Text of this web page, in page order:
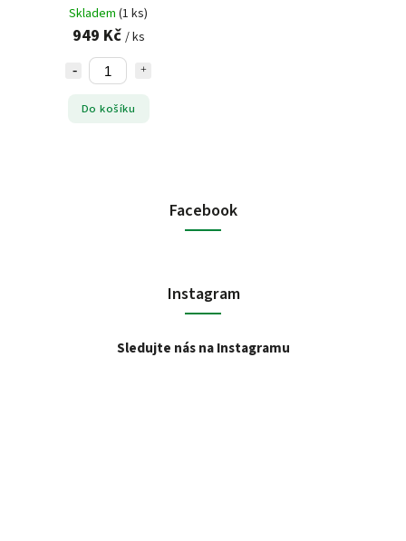
Skladem (1 ks)
949 Kč / ks
Do košíku
Facebook
Instagram
Sledujte nás na Instagramu